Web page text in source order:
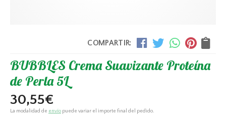
COMPARTIR:
BUBBLES Crema Suavizante Proteína
de Perla 5L
30,55€
La modalidad de envío puede variar el importe final del pedido.